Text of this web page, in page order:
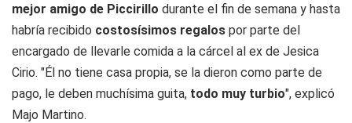
mejor amigo de Piccirillo durante el fin de semana y hasta
habría recibido costosísimos regalos por parte del
encargado de llevarle comida a la cárcel al ex de Jesica
Cirio. "Él no tiene casa propia, se la dieron como parte de
pago, le deben muchísima guita, todo muy turbio", explicó
Majo Martino.